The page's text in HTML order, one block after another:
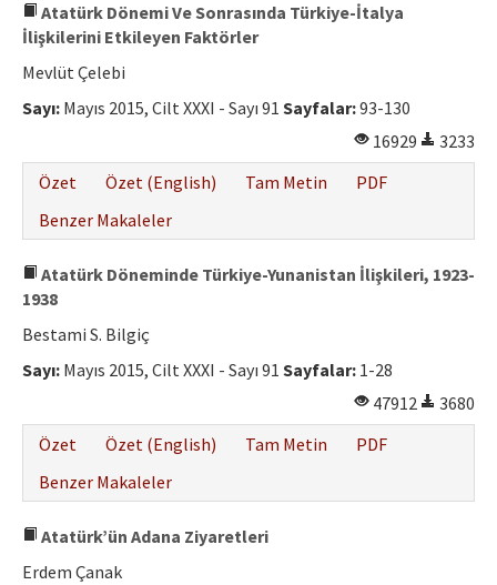
Atatürk Dönemi Ve Sonrasında Türkiye-İtalya
İlişkilerini Etkileyen Faktörler
Mevlüt Çelebi
Sayı: Mayıs 2015, Cilt XXXI - Sayı 91 Sayfalar:93-130
16929
3233
Özet
Özet (English) Tam Metin
PDF
Benzer Makaleler
Atatürk Döneminde Türkiye-Yunanistan İlişkileri, 1923-
1938
Bestami S. Bilgiç
Sayı: Mayıs 2015, Cilt XXXI - Sayı 91 Sayfalar: 1-28
47912
3680
Özet
Özet (English) Tam Metin
PDF
Benzer Makaleler
Atatürk’ün Adana Ziyaretleri
Erdem Çanak